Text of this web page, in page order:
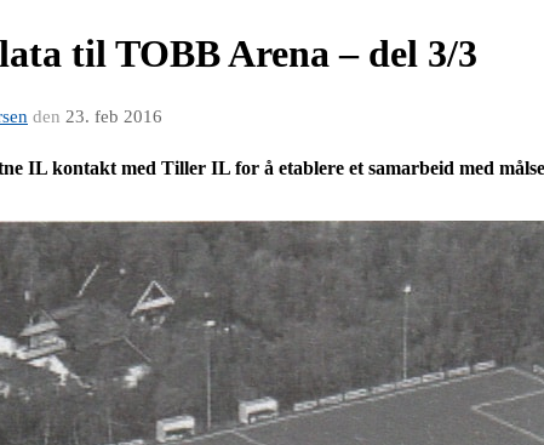
til TOBB Arena – del 3/3
den 23. feb 2016
IL kontakt med Tiller IL for å etablere et samarbeid med